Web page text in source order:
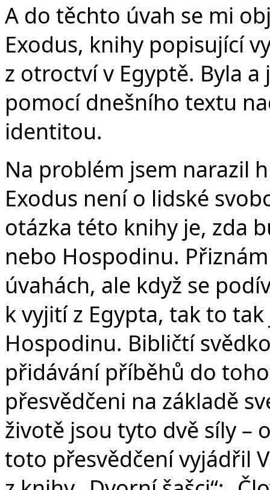
A do těchto úvah se mi
Exodus, knihy popisující
z otroctví v Egyptě. Byla
pomocí dnešního textu
identitou.
Na problém jsem narazil
Exodus není o lidské
otázka této knihy je, zda
nebo Hospodinu.
úvahách, ale když se
k vyjití z Egypta, tak to
Hospodinu. Bibličtí
přidávání příběhů do
přesvědčeni na základě
životě jsou tyto dvě síly –
toto přesvědčení vyjádřil